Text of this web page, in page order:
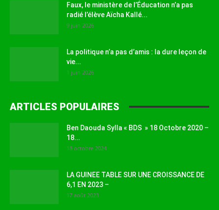
Faux, le ministère de l’Éducation n’a pas
radié l’élève Aïcha Kallé...
9 juin 2026
La politique n’a pas d’amis : la dure leçon de
vie...
1 juin 2026
ARTICLES POPULAIRES
Ben Daouda Sylla « BDS » 18 Octobre 2020 –
18...
18 octobre 2024
LA GUINEE TABLE SUR UNE CROISSANCE DE
6,1 EN 2023 –
17 août 2023